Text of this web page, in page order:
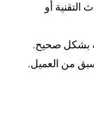
أو
بشكل صحيح.
من العميل.